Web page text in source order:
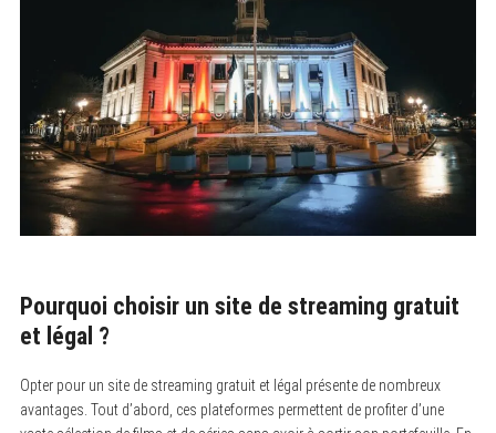
Pourquoi choisir un site de streaming gratuit
et légal ?
Opter pour un site de streaming gratuit et légal présente de nombreux
avantages. Tout d’abord, ces plateformes permettent de profiter d’une